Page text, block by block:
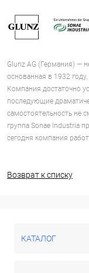
Glunz AG (Германия) —
основанная в 1932
Компания достаточно
последующие
самостоятельность не
группа Sonae Industria
сегодня компания
Возврат к списку
КАТАЛОГ